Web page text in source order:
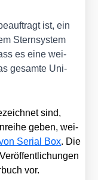
ist, ein
Stern­sys­tem
es eine wei­
gesam­te Uni­
sind,
geben, wei­
Seri­al Box. Die
vor.